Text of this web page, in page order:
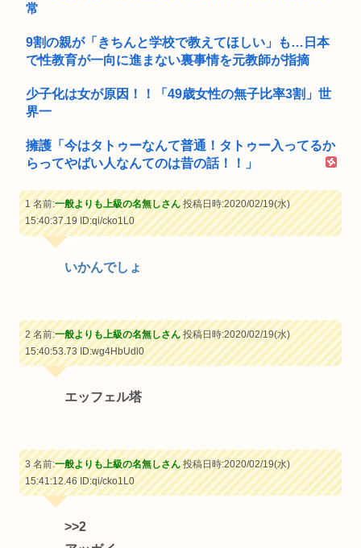
常
9割の親が「きちんと学校で教えてほしい」も…日本
で性教育が一向に進まない裏事情を元教師が指摘
少子化は女が原因！！「49歳女性の無子比率3割」世
界一
擁護「今はタトゥーなんて普通！タトゥー入ってるか
らってやばい人なんてのは昔の話！！」
1 名前:一般よりも上級の名無しさん投稿日時:2020/02/19(水)
15:40:37.19ID:qi/cko1L0
いかんでしょ
2 名前:一般よりも上級の名無しさん投稿日時:2020/02/19(水)
15:40:53.73ID:wg4HbUdl0
エッフェル塔
3 名前:一般よりも上級の名無しさん投稿日時:2020/02/19(水)
15:41:12.46ID:qi/cko1L0
>>2